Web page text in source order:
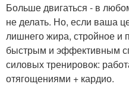
Больше двигаться - в
не делать. Но, если ваша
лишнего жира, стройное и
быстрым и эффективным
силовых тренировок:
отягощениями + кардио.